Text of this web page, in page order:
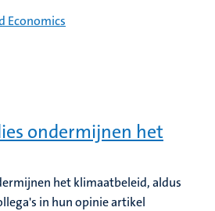
Economics
ondermijnen het
het klimaatbeleid, aldus
in hun opinie artikel